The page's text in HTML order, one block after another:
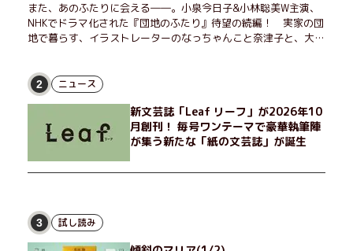
また、あのふたりに会える――。小泉今日子&小林聡美W主演、
NHKでドラマ化された『団地のふたり』待望の続編！ 実家の団
地で暮らす、イラストレーターのなっちゃんこと奈津子と、大学
げたり、部屋でふたりだけの「台湾映画祭」を催したり。50代
独身、幼なじみの変わらぬ友情とささやかな幸せの日々を描く。
2 ニュース
新文芸誌「Leaf リーフ」が2026年10
月創刊！ 毎号ワンテーマで豪華執筆陣
が集う新たな「紙の文芸誌」が誕生
3 試し読み